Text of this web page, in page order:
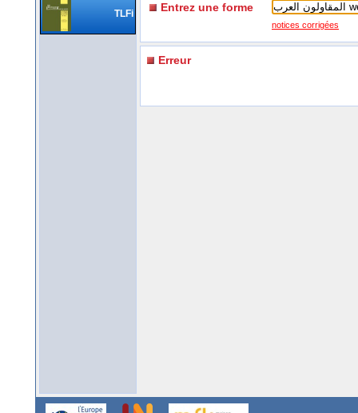
TLFi Entrez une forme
notices corrigées
Erreur